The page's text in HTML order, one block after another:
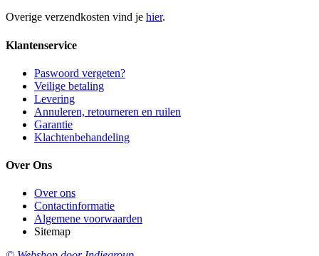
Overige verzendkosten vind je hier.
Klantenservice
Paswoord vergeten?
Veilige betaling
Levering
Annuleren, retourneren en ruilen
Garantie
Klachtenbehandeling
Over Ons
Over ons
Contactinformatie
Algemene voorwaarden
Sitemap